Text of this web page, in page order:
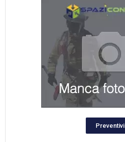
Preventivi